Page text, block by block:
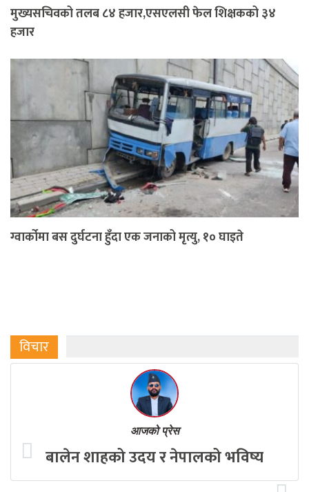
मुख्यसचिवको तलब ८४ हजार,एसएलसी फेल शिक्षकको ३४
हजार
ग्वार्कोमा बस दुर्घटना हुँदा एक जनाको मृत्यु, १० घाइते
विचार
आजको प्रेस
बालेन शाहको उदय र नेपालको भविष्य